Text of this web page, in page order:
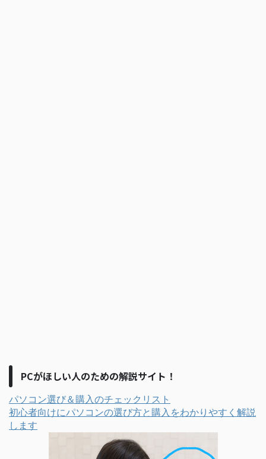
PCがほしい人のための解説サイト！
パソコン選び＆購入のチェックリスト
初心者向けにパソコンの選び方と購入をわかりやすく解説
します